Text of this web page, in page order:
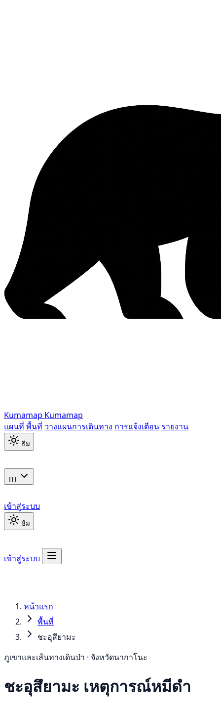
Kumamap Kumamap
แผนที่ พื้นที่ วางแผนการเดินทาง การแจ้งเตือน รายงาน
ธีม
TH
เข้าสู่ระบบ
ธีม
เข้าสู่ระบบ
หน้าแรก
พื้นที่
ชะอุสึยามะ
ภูเขาและเส้นทางเดินป่า · จังหวัดนากาโนะ
ชะอุสึยามะ เหตุการณ์หมีดำ